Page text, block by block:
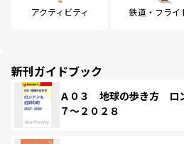
アクティビティ 鉄道・フライ
新刊ガイドブック
Ａ０３ 地球の歩き方 ロ
７～２０２８